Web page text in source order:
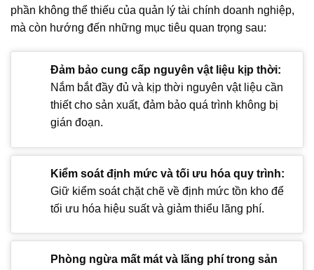
phần không thể thiếu của quản lý tài chính doanh nghiệp,
mà còn hướng đến những mục tiêu quan trọng sau:
Đảm bảo cung cấp nguyên vật liệu kịp thời:
Nắm bắt đầy đủ và kịp thời nguyên vật liệu cần
thiết cho sản xuất, đảm bảo quá trình không bị
gián đoạn.
Kiểm soát định mức và tối ưu hóa quy trình:
Giữ kiểm soát chặt chẽ về định mức tồn kho để
tối ưu hóa hiệu suất và giảm thiểu lãng phí.
Phòng ngừa mất mát và lãng phí trong sản